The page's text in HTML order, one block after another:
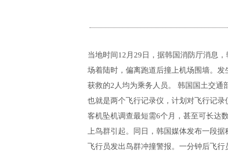
当地时间12月29日，据韩国消防厅消息
场着陆时，偏离跑道后撞上机场围墙。
获救的2人均为乘务人员。 韩国国土交通
也就是两个飞行记录仪，计划对飞行记
客机坠机调查最短需6个月，甚至可长达
上鸟群引起。同日，韩国媒体发布一段
飞行员发出鸟群冲撞警报。一分钟后飞